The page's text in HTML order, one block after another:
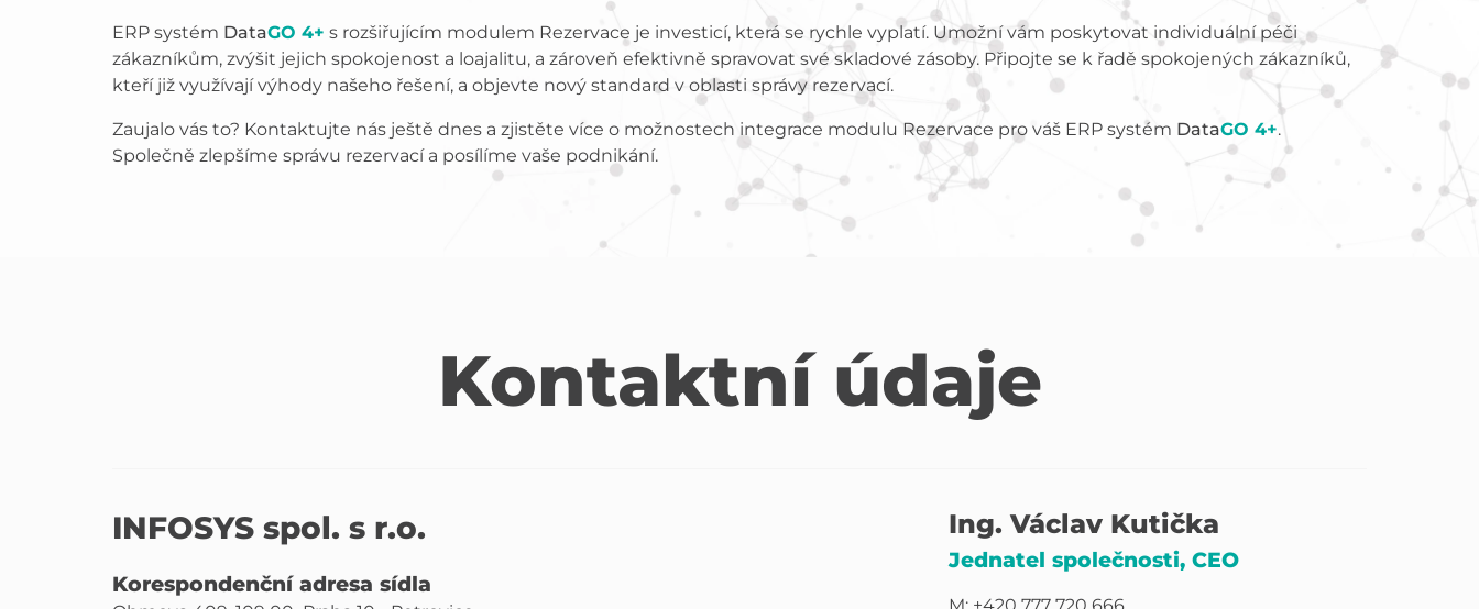
ERP systém DataGO 4+ s rozšiřujícím modulem Rezervace je investicí, která se rychle vyplatí. Umožní vám poskytovat individuální péči
zákazníkům, zvýšit jejich spokojenost a loajalitu, a zároveň efektivně spravovat své skladové zásoby. Připojte se k řadě spokojených zákazníků,
kteří již využívají výhody našeho řešení, a objevte nový standard v oblasti správy rezervací.
Zaujalo vás to? Kontaktujte nás ještě dnes a zjistěte více o možnostech integrace modulu Rezervace pro váš ERP systém DataGO 4+.
Společně zlepšíme správu rezervací a posílíme vaše podnikání.
Kontaktní údaje
INFOSYS spol. s r.o.
Korespondenční adresa sídla
Ing. Václav Kutička
Jednatel společnosti, CEO